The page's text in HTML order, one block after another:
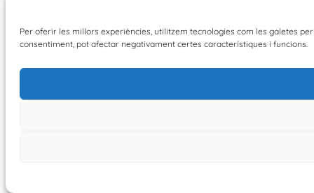
Per oferir les millors experiències, utilitzem tecnologies com les galetes
consentiment, pot afectar negativament certes característiques i funcions.